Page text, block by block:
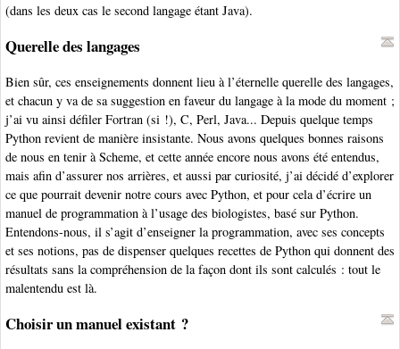
(dans les deux cas le second langage étant Java).
Querelle des langages
Bien sûr, ces enseignements donnent lieu à l’éternelle querelle des langages,
et chacun y va de sa suggestion en faveur du langage à la mode du moment ;
j’ai vu ainsi défiler Fortran (si !), C, Perl, Java... Depuis quelque temps
Python revient de manière insistante. Nous avons quelques bonnes raisons
de nous en tenir à Scheme, et cette année encore nous avons été entendus,
mais afin d’assurer nos arrières, et aussi par curiosité, j’ai décidé d’explorer
ce que pourrait devenir notre cours avec Python, et pour cela d’écrire un
manuel de programmation à l’usage des biologistes, basé sur Python.
Entendons-nous, il s’agit d’enseigner la programmation, avec ses concepts
et ses notions, pas de dispenser quelques recettes de Python qui donnent des
résultats sans la compréhension de la façon dont ils sont calculés : tout le
malentendu est là.
Choisir un manuel existant ?